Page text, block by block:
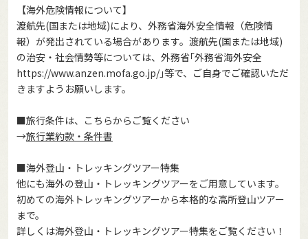
【海外危険情報について】
渡航先(国または地域)により、外務省海外安全情報（危険情
報）が発出されている場合があります。渡航先(国または地域)
の治安・社会情勢等については、外務省｢外務省海外安全
https://www.anzen.mofa.go.jp/｣等で、ご自身でご確認いただ
きますようお願いします。
■旅行条件は、こちらからご覧ください
→旅行業約款・条件書
■海外登山・トレッキングツアー特集
他にも海外の登山・トレッキングツアーをご用意しています。
初めての海外トレッキングツアーから本格的な高所登山ツアー
まで。
詳しくは海外登山・トレッキングツアー特集をご覧ください！